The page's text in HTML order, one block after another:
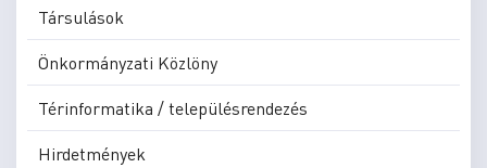
Társulások
Önkormányzati Közlöny
Térinformatika / településrendezés
Hirdetmények